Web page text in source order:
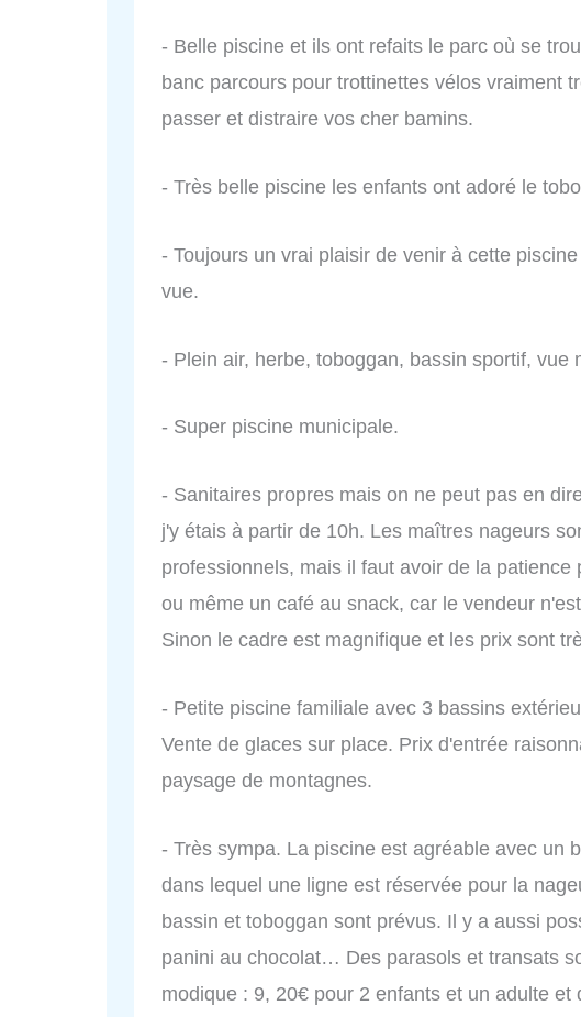
- Belle piscine et ils ont refaits le parc où se
banc parcours pour trottinettes vélos vraiment
passer et distraire vos cher bamins.
- Très belle piscine les enfants ont adoré le
- Toujours un vrai plaisir de venir à cette
vue.
- Plein air, herbe, toboggan, bassin sportif, vue
- Super piscine municipale.
- Sanitaires propres mais on ne peut pas en
j'y étais à partir de 10h. Les maîtres nageurs
professionnels, mais il faut avoir de la
ou même un café au snack, car le vendeur
Sinon le cadre est magnifique et les prix sont
- Petite piscine familiale avec 3 bassins
Vente de glaces sur place. Prix d'entrée
paysage de montagnes.
- Très sympa. La piscine est agréable avec un
dans lequel une ligne est réservée pour la
bassin et toboggan sont prévus. Il y a aussi
panini au chocolat… Des parasols et transats
modique : 9, 20€ pour 2 enfants et un adulte et